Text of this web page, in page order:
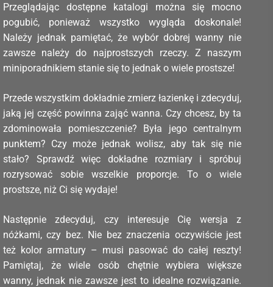
Przeglądając dostępne katalogi można się mocno
pogubić, ponieważ wszystko wygląda doskonale!
Należy jednak pamiętać, że wybór dobrej wanny nie
zawsze należy do najprostszych rzeczy. Z naszym
miniporadnikiem stanie się to jednak o wiele prostsze!
Przede wszystkim dokładnie zmierz łazienkę i zdecyduj,
jaką jej część powinna zająć wanna. Czy chcesz, by ta
zdominowała pomieszczenie? Była jego centralnym
punktem? Czy może jednak wolisz, aby tak się nie
stało? Sprawdź więc dokładne rozmiary i spróbuj
rozrysować sobie wszelkie proporcje. To o wiele
prostsze, niż Ci się wydaje!
Następnie zdecyduj, czy interesuje Cię wersja z
nóżkami, czy bez. Nie bez znaczenia oczywiście jest
też kolor armatury – musi pasować do całej reszty!
Pamiętaj, że wiele osób chętnie wybiera większe
wanny, jednak nie zawsze jest to idealne rozwiązanie.